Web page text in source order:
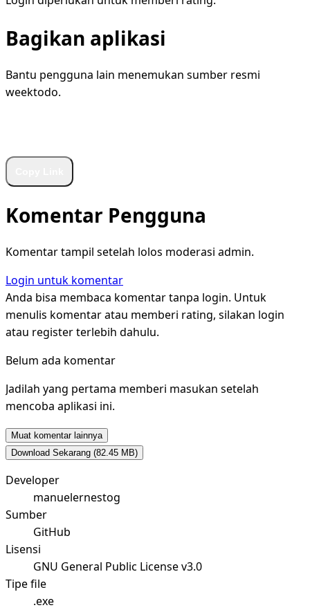
Bagikan aplikasi
Bantu pengguna lain menemukan sumber resmi
weektodo.
Komentar Pengguna
Komentar tampil setelah lolos moderasi admin.
Login untuk komentar
Anda bisa membaca komentar tanpa login. Untuk
menulis komentar atau memberi rating, silakan login
atau register terlebih dahulu.
Belum ada komentar
Jadilah yang pertama memberi masukan setelah
mencoba aplikasi ini.
Muat komentar lainnya
Download Sekarang (82.45 MB)
Developer
manuelernestog
Sumber
GitHub
Lisensi
GNU General Public License v3.0
Tipe file
.exe